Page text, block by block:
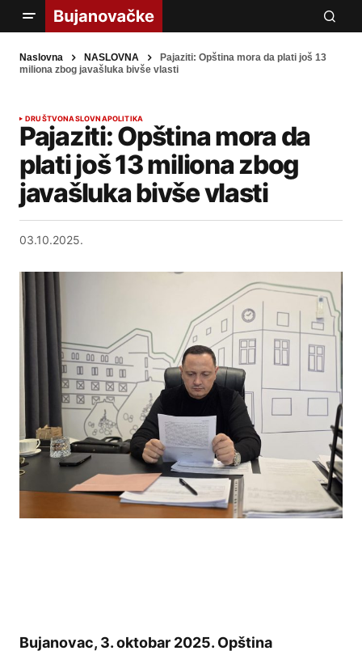
Naslovna NASLOVNA
Pajaziti: Opština mora da plati još 13
miliona zbog javašluka bivše vlasti
DRUŠTVONASLOVNAPOLITIKA
Pajaziti: Opština mora da
plati još 13 miliona zbog
javašluka bivše vlasti
03.10.2025.
Bujanovac, 3. oktobar 2025. Opština